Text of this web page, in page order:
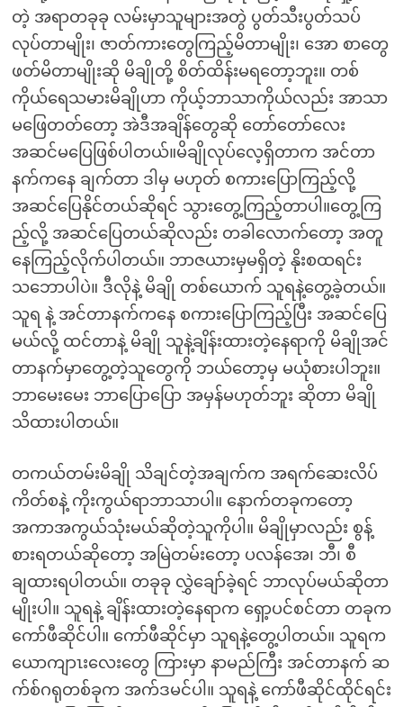
တဲ့ အရာတခုခု လမ်းမှာသူများအတွဲ ပွတ်သီးပွတ်သပ်
လုပ်တာမျိုး၊ ဇာတ်ကားတွေကြည့်မိတာမျိုး၊ အော စာတွေ
ဖတ်မိတာမျိုးဆို မိချိုတို့ စိတ်ထိန်းမရတော့ဘူး။ တစ်
ကိုယ်ရေသမားမိချိုဟာ ကိုယ့်ဘာသာကိုယ်လည်း အာသာ
မဖြေတတ်တော့ အဲဒီအချိန်တွေဆို တော်တော်လေး
အဆင်မပြေဖြစ်ပါတယ်။မိချိုလုပ်လေ့ရှိတာက အင်တာ
နက်ကနေ ချက်တာ ဒါမှ မဟုတ် စကားပြောကြည့်လို့
အဆင်ပြေနိုင်တယ်ဆိုရင် သွားတွေ့ကြည့်တာပါ။တွေ့ကြ
ည့်လို့ အဆင်ပြေတယ်ဆိုလည်း တခါလောက်တော့ အတူ
နေကြည့်လိုက်ပါတယ်။ ဘာဇယားမှမရှိတဲ့ နိုးစထရင်း
သဘောပါပဲ။ ဒီလိုနဲ့ မိချို တစ်ယောက် သူရနဲ့တွေ့ခဲ့တယ်။
သူရ နဲ့ အင်တာနက်ကနေ စကားပြောကြည့်ပြီး အဆင်ပြေ
မယ်လို့ ထင်တာနဲ့ မိချို သူနဲ့ချိန်းထားတဲ့နေရာကို မိချိုအင်
တာနက်မှာတွေ့တဲ့သူတွေကို ဘယ်တော့မှ မယုံစားပါဘူး။
ဘာမေးမေး ဘာပြောပြော အမှန်မဟုတ်ဘူး ဆိုတာ မိချို
သိထားပါတယ်။
တကယ်တမ်းမိချို သိချင်တဲ့အချက်က အရက်ဆေးလိပ်
ကိတ်စနဲ့ ကိုးကွယ်ရာဘာသာပါ။ နောက်တခုကတော့
အကာအကွယ်သုံးမယ်ဆိုတဲ့သူကိုပါ။ မိချိုမှာလည်း စွန့်
စားရတယ်ဆိုတော့ အမြဲတမ်းတော့ ပလန်အေ၊ ဘီ၊ စီ
ချထားရပါတယ်။ တခုခု လွှဲချော်ခဲ့ရင် ဘာလုပ်မယ်ဆိုတာ
မျိုးပါ။ သူရနဲ့ ချိန်းထားတဲ့နေရာက ရှော့ပင်စင်တာ တခုက
ကော်ဖီဆိုင်ပါ။ ကော်ဖီဆိုင်မှာ သူရနဲ့တွေ့ပါတယ်။ သူရက
ယောကျာၤးလေးတွေ ကြားမှာ နာမည်ကြီး အင်တာနက် ဆ
က်စ်ဂရုတစ်ခုက အက်ဒမင်ပါ။ သူရနဲ့ ကော်ဖီဆိုင်ထိုင်ရင်း